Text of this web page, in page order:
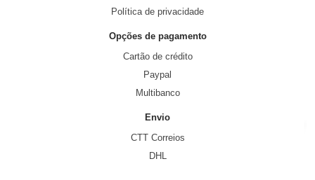
Política de privacidade
Opções de pagamento
Cartão de crédito
Paypal
Multibanco
Envio
CTT Correios
DHL